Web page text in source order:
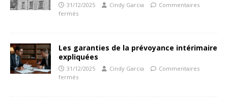
31/12/2025 Cindy Garcia
Commentaires
fermés
Les garanties de la prévoyance intérimaire
expliquées
31/12/2025 Cindy Garcia
Commentaires
fermés